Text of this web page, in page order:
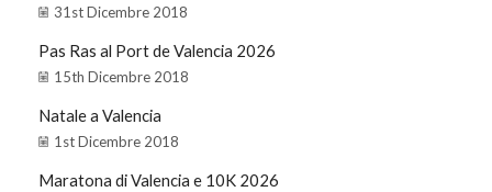
31st Dicembre 2018
Pas Ras al Port de Valencia 2026
15th Dicembre 2018
Natale a Valencia
1st Dicembre 2018
Maratona di Valencia e 10K 2026